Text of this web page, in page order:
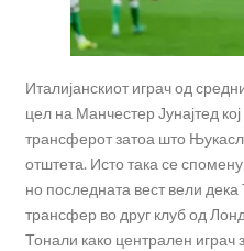
Италијанскиот играч од
цел на Манчестер Јунајтед
трансферот затоа што
отштета. Исто така се
но последната вест вели
трансфер во друг клуб од
Тонали како централен играч